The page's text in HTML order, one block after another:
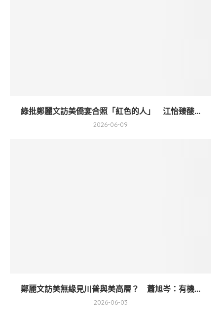
綠批鄭麗文訪美僑宴合照「紅色的人」 江怡臻酸...
2026-06-09
鄭麗文訪美無緣見川普與美高層？ 蕭旭岑：有機...
2026-06-03